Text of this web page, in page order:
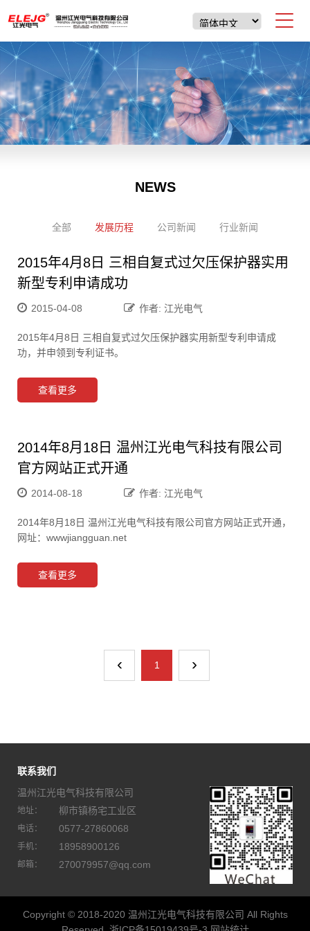
NEWS
全部 发展历程 公司新闻 行业新闻
2015年4月8日 三相自复式过欠压保护器实用
新型专利申请成功
2015-04-08 作者: 江光电气
2015年4月8日 三相自复式过欠压保护器实用新型专利申请成
功，并申领到专利证书。
查看更多
2014年8月18日 温州江光电气科技有限公司
官方网站正式开通
2014-08-18 作者: 江光电气
2014年8月18日 温州江光电气科技有限公司官方网站正式开通，
网址：wwwjiangguan.net
查看更多
‹ 1 ›
联系我们
温州江光电气科技有限公司
地址： 柳市镇杨宅工业区
电话： 0577-27860068
手机： 18958900126
邮箱： 270079957@qq.com
Copyright © 2018-2020 温州江光电气科技有限公司 All Rights